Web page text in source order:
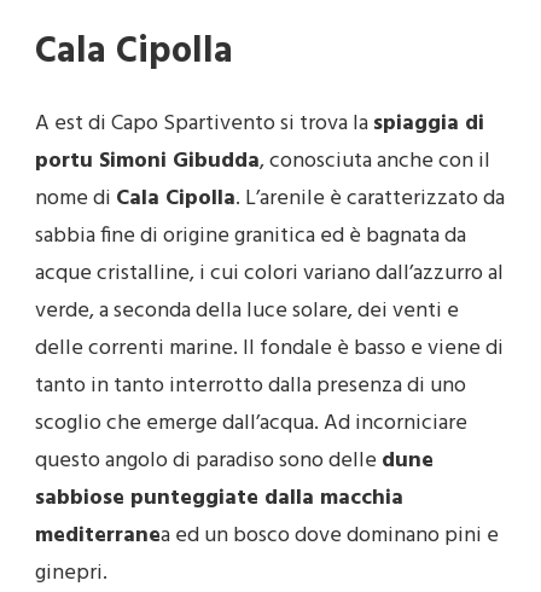
Cala Cipolla
A est di Capo Spartivento si trova laspiaggia di
portu Simoni Gibudda, conosciuta anche con il
nome di Cala Cipolla. L’arenile è caratterizzato da
sabbia fine di origine granitica ed è bagnata da
acque cristalline, i cui colori variano dall’azzurro al
verde, a seconda della luce solare, dei venti e
delle correnti marine. Il fondale è basso e viene di
tanto in tanto interrotto dalla presenza di uno
scoglio che emerge dall’acqua. Ad incorniciare
questo angolo di paradiso sono delle dune
sabbiose punteggiate dalla macchia
mediterranea ed un bosco dove dominano pini e
ginepri.